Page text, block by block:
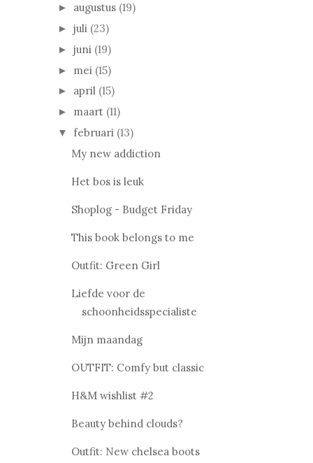
► augustus (19)
► juli (23)
► juni (19)
► mei (15)
► april (15)
► maart (11)
▼ februari (13)
My new addiction
Het bos is leuk
Shoplog - Budget Friday
This book belongs to me
Outfit: Green Girl
Liefde voor de
schoonheidsspecialiste
Mijn maandag
OUTFIT: Comfy but classic
H&M wishlist #2
Beauty behind clouds?
Outfit: New chelsea boots